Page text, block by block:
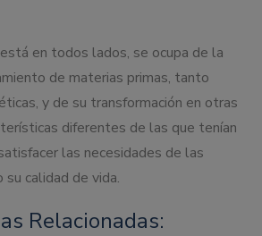
en todos lados, se ocupa de la
de materias primas, tanto
y de su transformación en otras
diferentes de las que tenían
las necesidades de las
su calidad de vida.
Relacionadas: